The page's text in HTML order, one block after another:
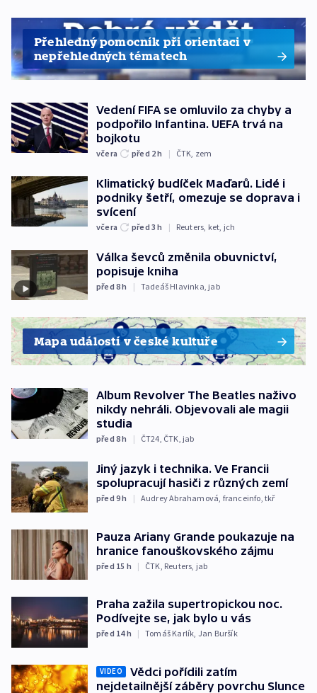
Přehledný pomocník při orientaci v
nepřehledných tématech
Vedení FIFA se omluvilo za chyby a
podpořilo Infantina. UEFA trvá na
bojkotu
včera před 2h | ČTK zem
Klimatický budíček Maďarů. Lidé i
podniky šetří, omezuje se doprava i
svícení
včera před 3h | Reuters ket jch
Válka ševců změnila obuvnictví,
popisuje kniha
před 8h | Tadeáš Hlavinka jab
Mapa událostí v české kultuře
Album Revolver The Beatles naživo
nikdy nehráli. Objevovali ale magii
studia
před 8h | ČT24, ČTK, jab
Jiný jazyk i technika. Ve Francii
spolupracují hasiči z různých zemí
před 9h | Audrey Abrahamová, franceinfo,tkř
Pauza Ariany Grande poukazuje na
hranice fanouškovského zájmu
před 15 h | ČTK Reuters jab
Praha zažila supertropickou noc.
Podívejte se, jak bylo u vás
před 14h | Tomáš Karlík, Jan Buršík
VIDEO
Vědci pořídili zatím
nejdetailnější záběry povrchu Slunce